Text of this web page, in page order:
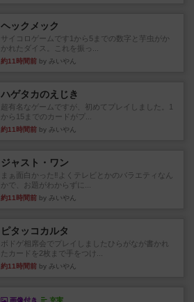
ヘックメック
サイコロゲームです1から5までの数字と芋虫がか
かれたダイス。これを振っ...
約11時間前 by みいやん
ハゲタカのえじき
超有名なゲームですが、初めてプレイしました。1
から15までのカードがプ...
約11時間前 by みいやん
ジャスト・ワン
まぁ面白かった‼️よくテレビとかのバラエティなん
かで、お題がわからずに...
約11時間前 by みいやん
ピタッコカルタ
ボドゲ相席会でプレイしましたひらがなが書かれ
たカードを2枚まで手をつけ...
約11時間前 by みいやん
画像付き 充実